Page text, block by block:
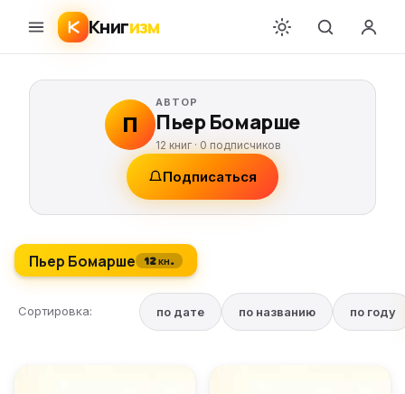
Книгизм
П
АВТОР
Пьер Бомарше
12 книг ·0 подписчиков
Подписаться
Пьер Бомарше 12 кн.
Сортировка: по дате по названию по году